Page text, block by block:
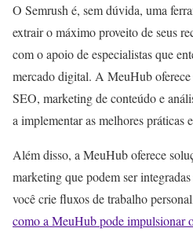
O Semrush é, sem dúvida, uma
extrair o máximo proveito de seus
com o apoio de especialistas que
mercado digital. A MeuHub
SEO, marketing de conteúdo e
a implementar as melhores práticas
Além disso, a MeuHub oferece
marketing que podem ser
você crie fluxos de trabalho
como a MeuHub pode impulsionar